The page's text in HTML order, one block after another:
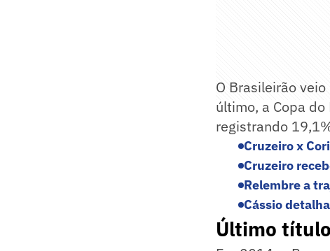
O Brasileirão
último, a Copa
registrando
Cruzeiro x
Cruzeiro
Relembre a
Cássio
Último